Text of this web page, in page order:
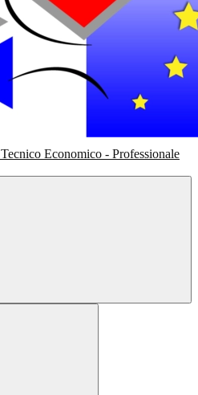
Tecnico Economico - Professionale